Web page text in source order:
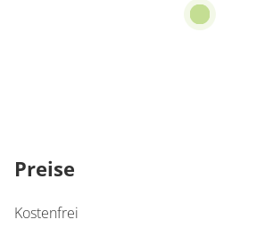
Preise
Kostenfrei